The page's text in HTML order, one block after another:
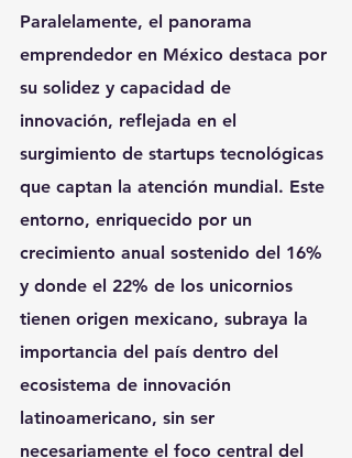
Paralelamente, el panorama
emprendedor en México destaca por
su solidez y capacidad de
innovación, reflejada en el
surgimiento de startups tecnológicas
que captan la atención mundial. Este
entorno, enriquecido por un
crecimiento anual sostenido del 16%
y donde el 22% de los unicornios
tienen origen mexicano, subraya la
importancia del país dentro del
ecosistema de innovación
latinoamericano, sin ser
necesariamente el foco central del